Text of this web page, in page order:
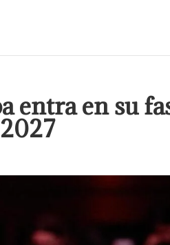
entra en su